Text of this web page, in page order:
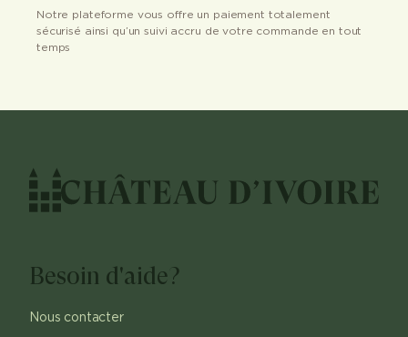
Notre plateforme vous offre un paiement totalement
sécurisé ainsi qu’un suivi accru de votre commande en tout
temps
Besoin d'aide?
Nous contacter